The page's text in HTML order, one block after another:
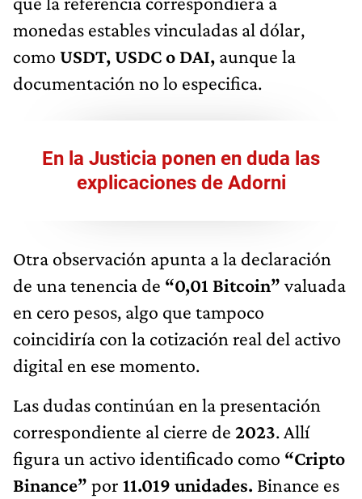
monedas estables vinculadas al dólar,
como USDT, USDC o DAI, aunque la
documentación no lo especifica.
En la Justicia ponen en duda las
explicaciones de Adorni
Otra observación apunta a la declaración
de una tenencia de “0,01 Bitcoin” valuada
en cero pesos, algo que tampoco
coincidiría con la cotización real del activo
digital en ese momento.
Las dudas continúan en la presentación
correspondiente al cierre de 2023. Allí
figura un activo identificado como “Cripto
Binance” por 11.019 unidades. Binance es